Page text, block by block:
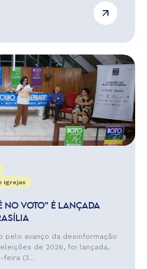
Igrejas
NO VOTO” É LANÇADA
pelo avanço da desinformação
de 2026, foi lançada,
feira (3...